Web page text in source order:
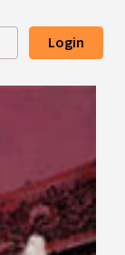
Login